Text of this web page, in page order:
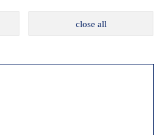
close all